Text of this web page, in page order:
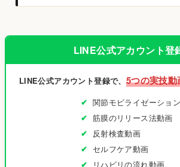
LINE公式アカウント登
LINE公式アカウント登録で、 5つの実技動
関節モビライゼーショ
筋膜のリリース法動画
反射検査動画
セルフケア動画
リハビリの流れ動画